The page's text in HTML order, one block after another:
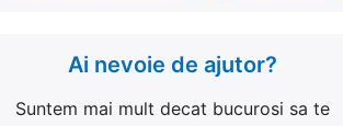
Ai nevoie de ajutor?
Suntem mai mult decat bucurosi sa te